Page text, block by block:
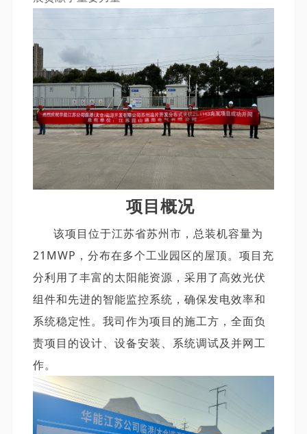
项目概况
该项目位于江苏省苏州市，总装机容量为
21MWP，分布在多个工业园区的屋顶。项目充
分利用了丰富的太阳能资源，采用了高效光伏
组件和先进的智能监控系统，确保发电效率和
系统稳定性。我司作为项目的施工方，全面负
责项目的设计、设备安装、系统调试及并网工
作。